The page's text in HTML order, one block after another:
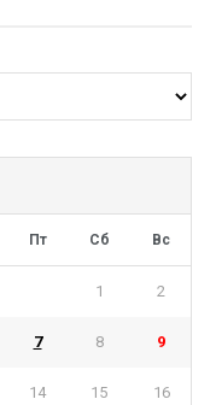
Пт Сб Вс
1 2
7 8 9
14 15 16